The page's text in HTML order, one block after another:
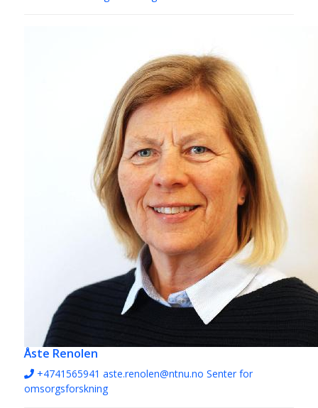
Åste Renolen
+4741565941 aste.renolen@ntnu.no Senter for
omsorgsforskning